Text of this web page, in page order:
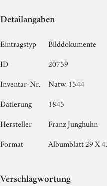
Detailangaben
Eintragstyp
Bilddokumente
ID
20759
Inventar-Nr.
Natw. 1544
Datierung
1845
Hersteller
Franz Junghuhn
Format
Albumblatt 29 X
Verschlagwortung